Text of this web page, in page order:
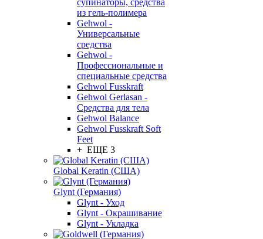
супинаторы, средства
из гель-полимера
Gehwol -
Универсальные
средства
Gehwol -
Профессиональные и
специальные средства
Gehwol Fusskraft
Gehwol Gerlasan -
Средства для тела
Gehwol Balance
Gehwol Fusskraft Soft
Feet
+ ЕЩЕ 3
Global Keratin (США)
Glynt (Германия)
Glynt - Уход
Glynt - Окрашивание
Glynt - Укладка